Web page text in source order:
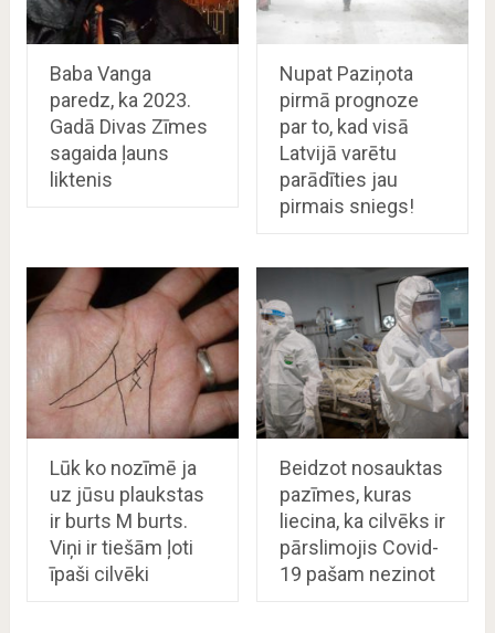
Baba Vanga
paredz, ka 2023.
Gadā Divas Zīmes
sagaida ļauns
liktenis
Nupat Paziņota
pirmā prognoze
par to, kad visā
Latvijā varētu
parādīties jau
pirmais sniegs!
Lūk ko nozīmē ja
uz jūsu plaukstas
ir burts M burts.
Viņi ir tiešām ļoti
īpaši cilvēki
Beidzot nosauktas
pazīmes, kuras
liecina, ka cilvēks ir
pārslimojis Covid-
19 pašam nezinot